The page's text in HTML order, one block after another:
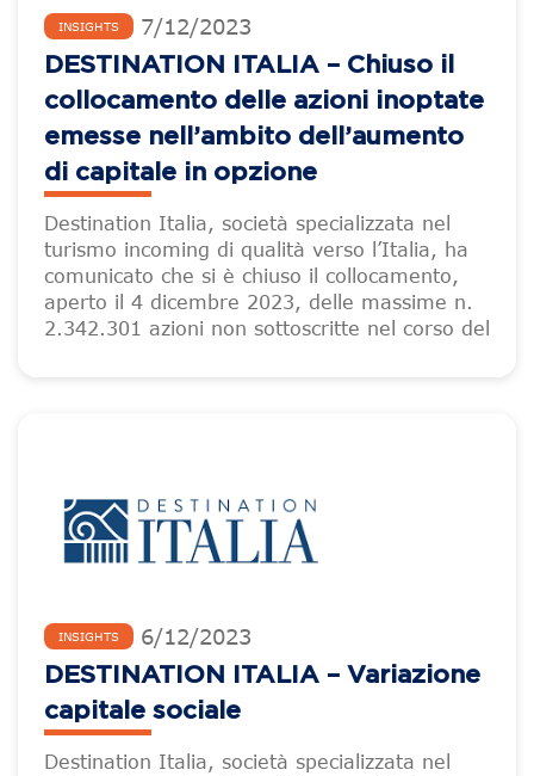
INSIGHTS 7/12/2023
DESTINATION ITALIA – Chiuso il
collocamento delle azioni inoptate
emesse nell’ambito dell’aumento
di capitale in opzione
Destination Italia, società specializzata nel
turismo incoming di qualità verso l’Italia, ha
comunicato che si è chiuso il collocamento,
aperto il 4 dicembre 2023, delle massime n.
2.342.301 azioni non sottoscritte nel corso del
INSIGHTS 6/12/2023
DESTINATION ITALIA – Variazione
capitale sociale
Destination Italia, società specializzata nel